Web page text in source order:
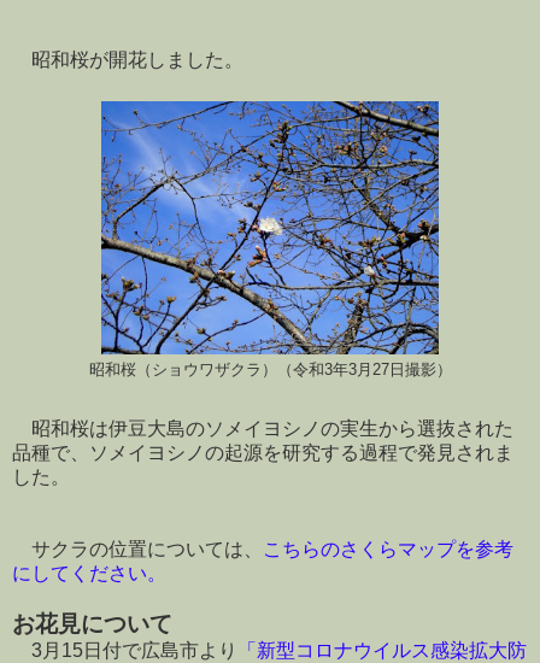
昭和桜が開花しました。
昭和桜（ショウワザクラ）（令和3年3月27日撮影）
昭和桜は伊豆大島のソメイヨシノの実生から選抜された
品種で、ソメイヨシノの起源を研究する過程で発見されま
した。
サクラの位置については、
こちらのさくらマップを参考
にしてください。
お花見について
3月15日付で広島市より
「新型コロナウイルス感染拡大防